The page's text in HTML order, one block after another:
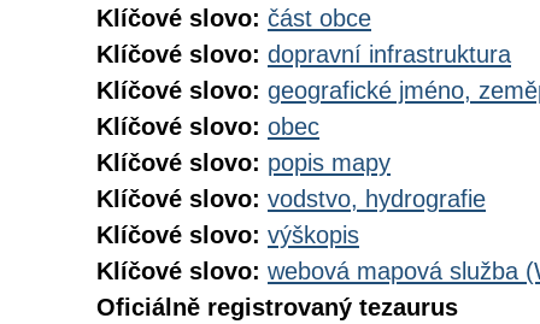
Klíčové slovo: část obce
Klíčové slovo: dopravní infrastruktura
Klíčové slovo: geografické jméno,
Klíčové slovo: obec
Klíčové slovo: popis mapy
Klíčové slovo: vodstvo, hydrografie
Klíčové slovo: výškopis
Klíčové slovo: webová mapová služba
Oficiálně registrovaný tezaurus